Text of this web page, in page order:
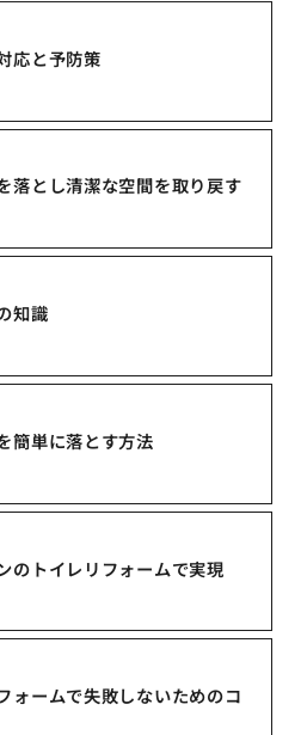
応と予防策
落とし清潔な空間を取り戻す
知識
簡単に落とす方法
のトイレリフォームで実現
ォームで失敗しないためのコ